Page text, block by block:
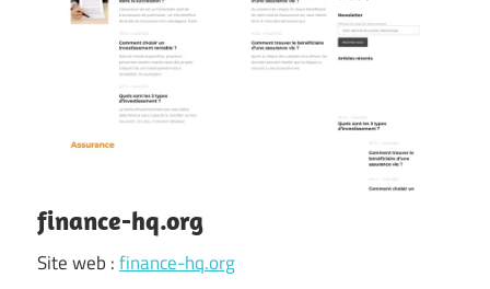
finance-hq.org
Site web :finance-hq.org